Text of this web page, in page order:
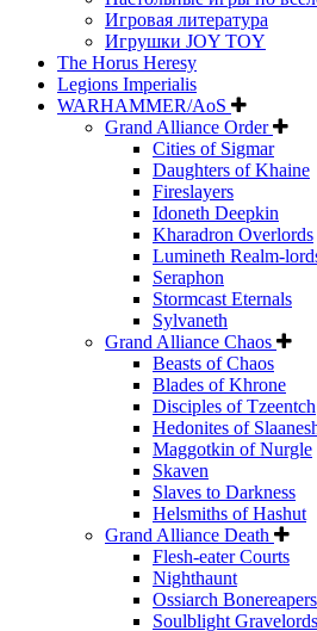
Игровая литература
Игрушки JOY TOY
The Horus Heresy
Legions Imperialis
WARHAMMER/AoS
Grand Alliance Order
Cities of Sigmar
Daughters of Khaine
Fireslayers
Idoneth Deepkin
Kharadron Overlords
Lumineth Realm-
Seraphon
Stormcast Eternals
Sylvaneth
Grand Alliance Chaos
Beasts of Chaos
Blades of Khrone
Disciples of Tzeentch
Hedonites of
Maggotkin of Nurgle
Skaven
Slaves to Darkness
Helsmiths of Hashut
Grand Alliance Death
Flesh-eater Courts
Nighthaunt
Ossiarch Bonereapers
Soulblight Gravelords